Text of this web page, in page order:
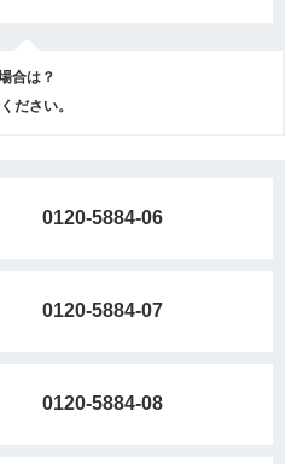
合は？
ださい。
0120-5884-06
0120-5884-07
0120-5884-08